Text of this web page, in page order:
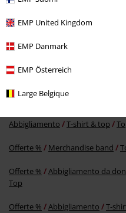
EMP United Kingdom
EMP Danmark
EMP Österreich
Large Belgique
-28%
Novità Abbigliamento T-shirt
Abbigliamento T-shirt & top
Offerte % Merchandise band
Offerte % Abbigliamento da
Top
Offerte % Abbigliamento T-